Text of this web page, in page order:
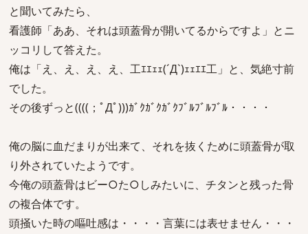
と聞いてみたら、
看護師「ああ、それは頭蓋骨が開いてるからですよ」とニ
ッコリして答えた。
俺は「え、え、え、え、工ｴｴｪｪ(´Д`)ｪｪｴｴ工」と、気絶寸前
でした。
その後ずっと((((；ﾟДﾟ)))ｶﾞｸｶﾞｸｶﾞｸﾌﾞﾙﾌﾞﾙﾌﾞﾙ・・・・
俺の脳に血だまりが出来て、それを抜くために頭蓋骨が取
り外されていたようです。
今俺の頭蓋骨はビー○た○しみたいに、チタンと残った骨
の複合体です。
頭掻いた時の嘔吐感は・・・・言葉には表せません・・・